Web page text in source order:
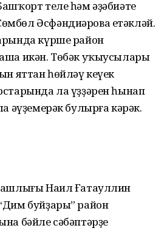
теле һәм әҙәбиәте
Әсфәндиәрова етәкләй.
күрше район
икән. Төбәк уҡыусылары
яттан һөйләү кеүек
ла үҙҙәрен һынап
әүҙемерәк булырға кәрәк.
Наил Ғата­уллин
буйҙары” район
бәйле сәбәп­тәрҙе